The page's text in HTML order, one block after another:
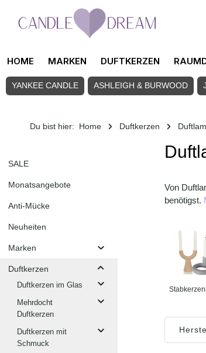
Zum Hauptinhalt springen
HOME MARKEN DUFTKERZEN
YANKEE CANDLE ASHLEIGH & BURWOOD
Du bist hier: Home Duftkerzen
SALE
Monatsangebote
Anti-Mücke
Neuheiten
Marken
Duftkerzen
Duftkerzen im Glas
Mehrdocht
Duftkerzen
Duftkerzen mit
Schmuck
Von
benötigst.